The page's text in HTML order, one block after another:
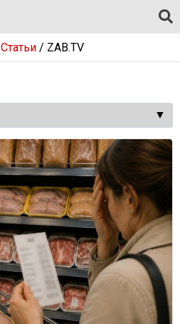
Статьи/ ZAB.TV